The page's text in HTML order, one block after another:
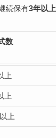
続保有3年以上
数
上
上
上